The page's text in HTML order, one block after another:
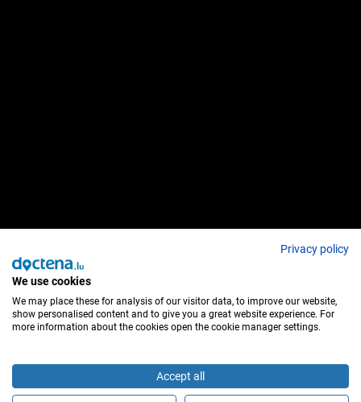
Privacy policy
We use cookies
We may place these for analysis of our visitor data, to improve our website,
show personalised content and to give you a great website experience. For
more information about the cookies open the cookie manager settings.
Accept all